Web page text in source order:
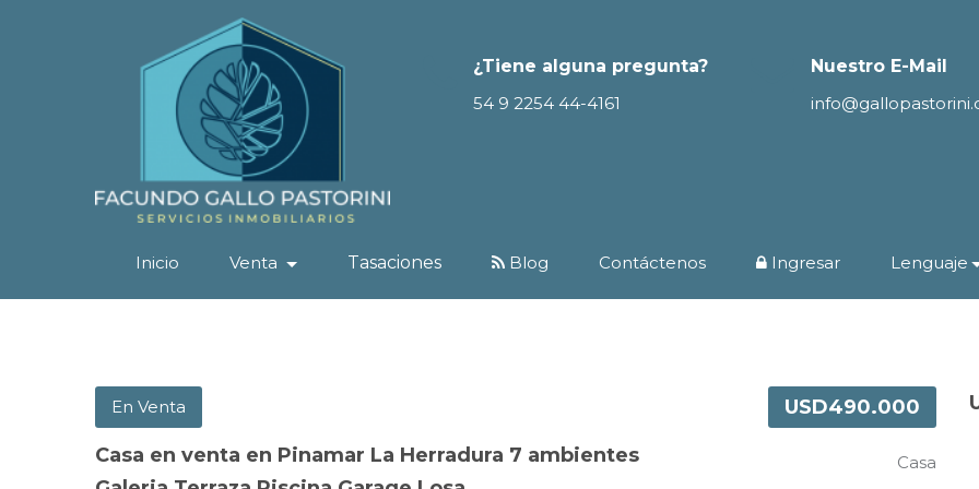
¿Tiene alguna pregunta?
54 9 2254 44-4161
Nuestro E-Mail
Inicio Venta Tasaciones Blog Contáctenos Ingresar Lenguaje
En Venta
Casa en venta en Pinamar La Herradura 7 ambientes
USD490.000
Casa